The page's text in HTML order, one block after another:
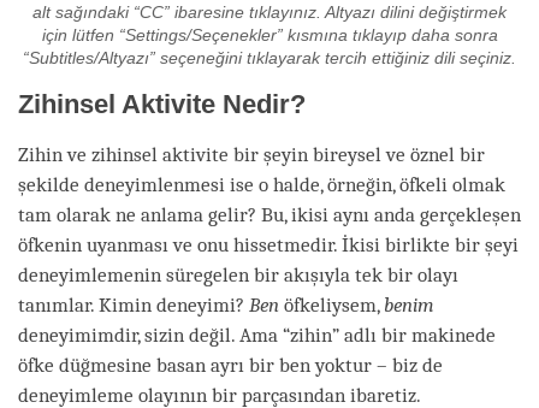
alt sağındaki “CC” ibaresine tıklayınız. Altyazı dilini değiştirmek
için lütfen “Settings/Seçenekler” kısmına tıklayıp daha sonra
“Subtitles/Altyazı” seçeneğini tıklayarak tercih ettiğiniz dili seçiniz.
Zihinsel Aktivite Nedir?
Zihin ve zihinsel aktivite bir şeyin bireysel ve öznel bir
şekilde deneyimlenmesi ise o halde, örneğin, öfkeli olmak
tam olarak ne anlama gelir? Bu, ikisi aynı anda gerçekleşen
öfkenin uyanması ve onu hissetmedir. İkisi birlikte bir şeyi
deneyimlemenin süregelen bir akışıyla tek bir olayı
tanımlar. Kimin deneyimi? Ben öfkeliysem, benim
deneyimimdir, sizin değil. Ama “zihin” adlı bir makinede
öfke düğmesine basan ayrı bir ben yoktur – biz de
deneyimleme olayının bir parçasından ibaretiz.